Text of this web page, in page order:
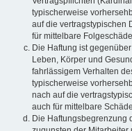
typischerweise
auf die vertragstypischen
für mittelbare
Die Haftung ist
Leben, Körper und
fahrlässigem Verhalten
typischerweise
nach auf die
auch für mittelbare
Die Haftungsbegrenzung